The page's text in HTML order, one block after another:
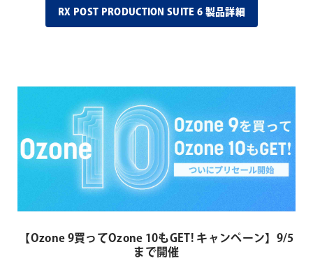
RX POST PRODUCTION SUITE 6 製品詳細
【Ozone 9買ってOzone 10もGET! キャンペーン】9/5
まで開催